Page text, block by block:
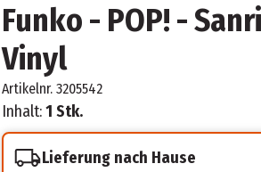
Funko - POP! -
Vinyl
Artikelnr. 3205542
Inhalt:1 Stk.
Lieferung nach Hause